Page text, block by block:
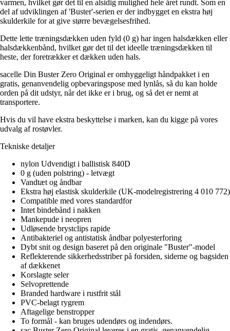
varmen, hvilket gør det til en alsidig mulighed hele året rundt. Som en
del af udviklingen af 'Buster'-serien er der indbygget en ekstra høj
skulderkile for at give større bevægelsesfrihed.
Dette lette træningsdækken uden fyld (0 g) har ingen halsdækken eller
halsdækkenbånd, hvilket gør det til det ideelle træningsdækken til
heste, der foretrækker et dækken uden hals.
sacelle Din Buster Zero Original er omhyggeligt håndpakket i en
gratis, genanvendelig opbevaringspose med lynlås, så du kan holde
orden på dit udstyr, når det ikke er i brug, og så det er nemt at
transportere.
Hvis du vil have ekstra beskyttelse i marken, kan du kigge på vores
udvalg af rostøvler.
Tekniske detaljer
nylon Udvendigt i ballistisk 840D
0 g (uden polstring) - letvægt
Vandtæt og åndbar
Ekstra høj elastisk skulderkile (UK-modelregistrering 4 010 772)
Compatible med vores standardfor
Intet bindebånd i nakken
Mankepude i neopren
Udløsende brystclips rapide
Antibakteriel og antistatisk åndbar polyesterforing
Dybt snit og design baseret på den originale "Buster"-model
Reflekterende sikkerhedsstriber på forsiden, siderne og bagsiden
af dækkenet
Korslagte seler
Selvoprettende
Branded hardware i rustfrit stål
PVC-belagt rygrem
Aftagelige benstropper
To formål - kan bruges udendørs og indendørs.